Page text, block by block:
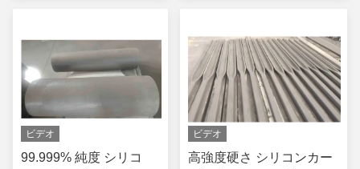
ビデオ
99.999% 純度 シリコ
ビデオ
高強度硬さ シリコンカー